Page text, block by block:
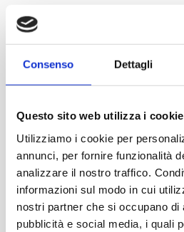
Consenso Dettagli
Questo sito web utilizza i cookie
Utilizziamo i cookie per
annunci, per fornire funzionalità
analizzare il nostro traffico.
informazioni sul modo in cui
nostri partner che si occupano di
pubblicità e social media, i quali
Con il patrocinio di Partner